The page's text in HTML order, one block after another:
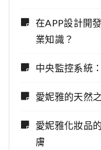
在APP設計開
業知識？
中央監控系統
愛妮雅的天然
愛妮雅化妝品
膚